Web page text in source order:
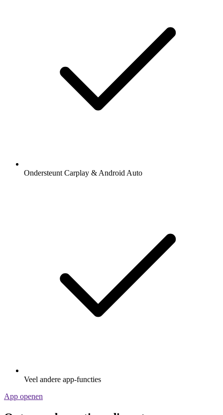
Ondersteunt Carplay & Android Auto
Veel andere app-functies
App openen